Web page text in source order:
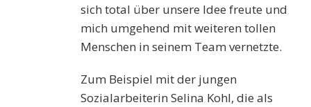
sich total über unsere Idee freute und
mich umgehend mit weiteren tollen
Menschen in seinem Team vernetzte.
Zum Beispiel mit der jungen
Sozialarbeiterin Selina Kohl, die als